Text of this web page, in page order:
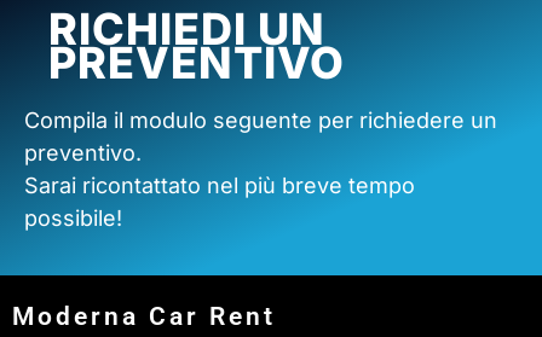
RICHIEDI UN
PREVENTIVO
Compila il modulo seguente per richiedere un
preventivo.
Sarai ricontattato nel più breve tempo
possibile!
Moderna Car Rent